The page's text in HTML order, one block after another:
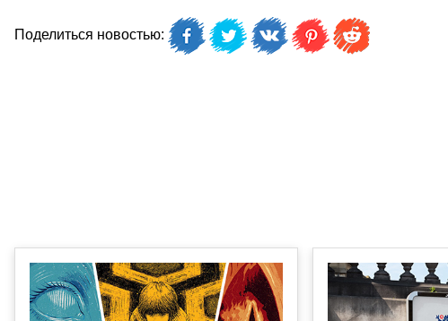
Поделиться новостью: